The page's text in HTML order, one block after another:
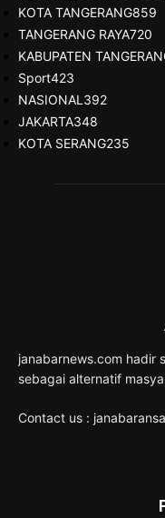
KOTA TANGERANG859
TANGERANG RAYA720
KABUPATEN
Sport423
NASIONAL 392
JAKARTA348
KOTA SERANG235
janabarnews.com hadir
sebagai alternatif
Contact us :